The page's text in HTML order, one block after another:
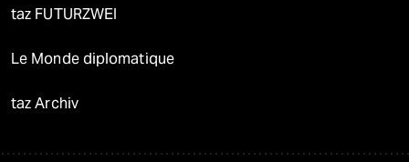
taz FUTURZWEI
Le Monde diplomatique
taz Archiv